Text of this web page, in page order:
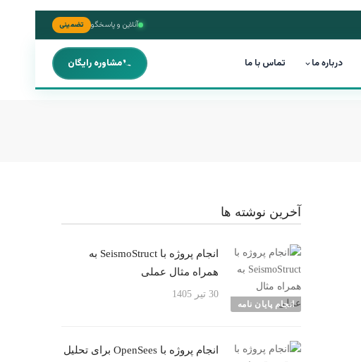
آنلاین و پاسخگو تضمینی
درباره ما تماس با ما مشاوره رایگان
آخرین نوشته ها
انجام پایان نامه
انجام پروژه با SeismoStruct به
همراه مثال عملی
30 تیر 1405
انجام پروژه با OpenSees برای تحلیل